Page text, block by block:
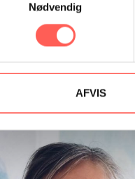
Nødvendig
AFVIS